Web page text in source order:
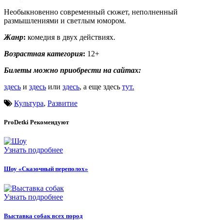
Необыкновенно современный сюжет, неполненный
размышлениями и светлым юмором.
Жанр: комедия в двух действиях.
Возрастная категория: 12+
Билеты можно приобрести на сайтах:
здесь и здесь или здесь, а еще здесь тут.
Культура, Развитие
ProDetki Рекомендуют
Узнать подробнее
Шоу «Сказочный переполох»
Узнать подробнее
Выставка собак всех пород